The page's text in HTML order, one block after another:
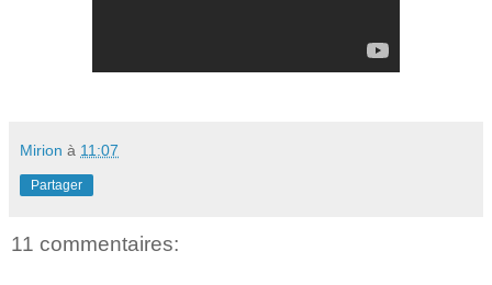
Mirion à 11:07
Partager
11 commentaires: